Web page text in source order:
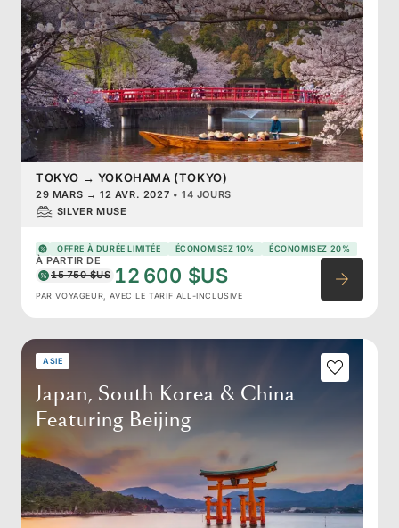
TOKYO → YOKOHAMA (TOKYO)
29 MARS → 12 AVR. 2027 •14 JOURS
SILVER MUSE
OFFRE À DURÉE LIMITÉE ÉCONOMISEZ 10% ÉCONOMISEZ 20%
À PARTIR DE
15 750 $US 12 600 $US
PAR VOYAGEUR, AVEC LE TARIF ALL-INCLUSIVE
ASIE
Japan, South Korea & China
Featuring Beijing